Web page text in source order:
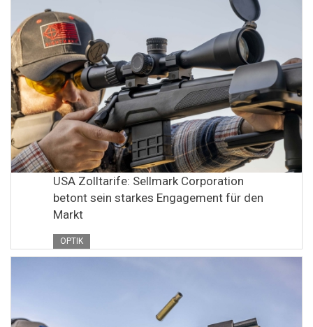
USA Zolltarife: Sellmark Corporation
betont sein starkes Engagement für den
Markt
OPTIK